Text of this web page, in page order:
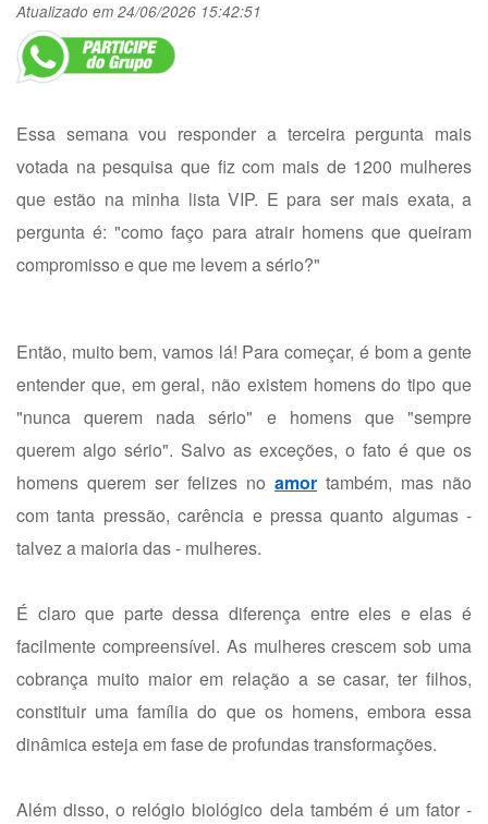
Atualizado em 24/06/2026 15:42:51
Essa semana vou responder a terceira pergunta mais
votada na pesquisa que fiz com mais de 1200 mulheres
que estão na minha lista VIP. E para ser mais exata, a
pergunta é: "como faço para atrair homens que queiram
compromisso e que me levem a sério?"
Então, muito bem, vamos lá! Para começar, é bom a gente
entender que, em geral, não existem homens do tipo que
"nunca querem nada sério" e homens que "sempre
querem algo sério". Salvo as exceções, o fato é que os
homens querem ser felizes no amor também, mas não
com tanta pressão, carência e pressa quanto algumas -
talvez a maioria das - mulheres.
É claro que parte dessa diferença entre eles e elas é
facilmente compreensível. As mulheres crescem sob uma
cobrança muito maior em relação a se casar, ter filhos,
constituir uma família do que os homens, embora essa
dinâmica esteja em fase de profundas transformações.
Além disso, o relógio biológico dela também é um fator -